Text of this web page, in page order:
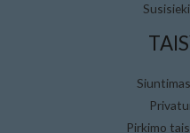
Pirkimo